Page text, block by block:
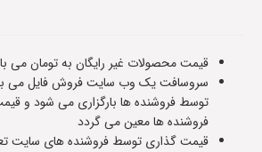
قیمت محصولات غیر رایگان به تومان می
سروسافت یک وب سایت فروش فایل می
توسط فروشنده ها بارگزاری می شود و
فروشنده ها معین می گردد
قیمت گذاری توسط فروشنده های سایت